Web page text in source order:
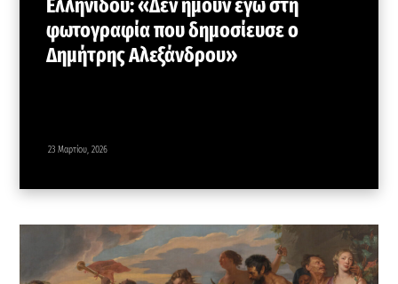
φωτογραφία που δημοσίευσε ο
Δημήτρης Αλεξάνδρου»
23 Μαρτίου, 2026